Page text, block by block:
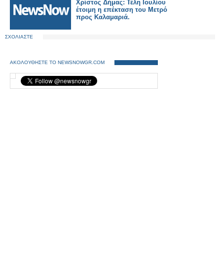
Χρίστος Δήμας: Τέλη Ιουλίου
έτοιμη η επέκταση του Μετρό
προς Καλαμαριά.
ΣΧΟΛΙΑΣΤΕ
ΑΚΟΛΟΥΘΗΣΤΕ ΤΟ NEWSNOWGR.COM